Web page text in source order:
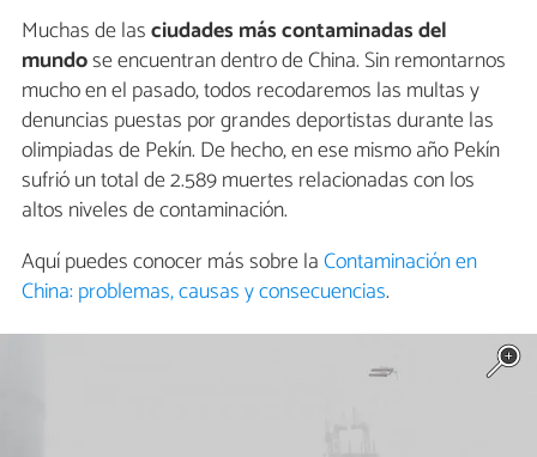
Muchas de lasciudades más contaminadas del
mundose encuentran dentro de China. Sin remontarnos
mucho en el pasado, todos recodaremos las multas y
denuncias puestas por grandes deportistas durante las
olimpiadas de Pekín. De hecho, en ese mismo año Pekín
sufrió un total de 2.589 muertes relacionadas con los
altos niveles de contaminación.
Aquí puedes conocer más sobre laContaminación en
China: problemas, causas y consecuencias.